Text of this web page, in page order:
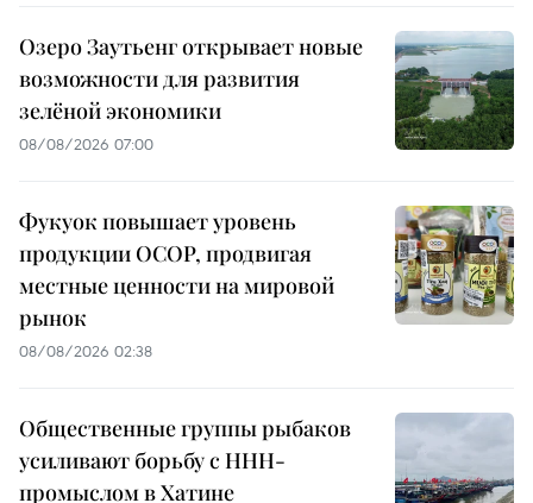
Озеро Заутьенг открывает новые
возможности для развития
зелёной экономики
08/08/2026 07:00
Фукуок повышает уровень
продукции OCOP, продвигая
местные ценности на мировой
рынок
08/08/2026 02:38
Общественные группы рыбаков
усиливают борьбу с ННН-
промыслом в Хатине